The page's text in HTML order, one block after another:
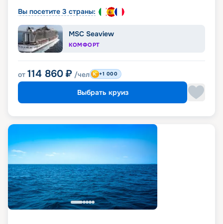
Вы посетите 3 страны:
MSC Seaview
КОМФОРТ
от 114 860 ₽ /чел +1 000
Выбрать круиз